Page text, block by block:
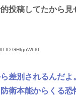
投稿してたから見
ID:GHfguWbt0
差別されるんだよ
衛本能からくる恐